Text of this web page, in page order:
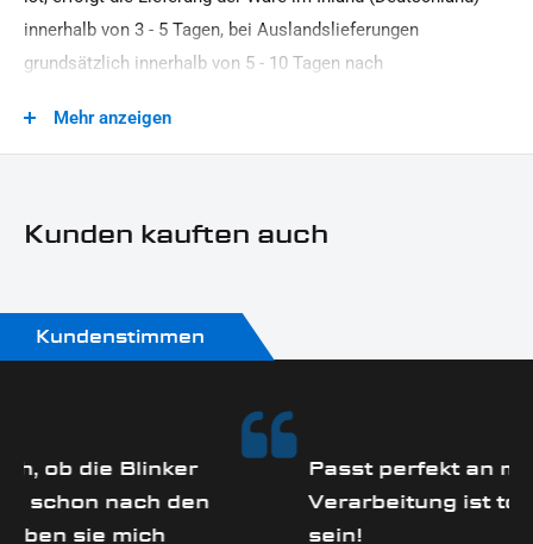
innerhalb von 3 - 5 Tagen, bei Auslandslieferungen
grundsätzlich innerhalb von 5 - 10 Tagen nach
Zeitpunkt Ihrer Zahlungsanweisung).Beachten Sie, dass an
Mehr anzeigen
Kunden kauften auch
Kundenstimmen
Passt perfekt an meine Breakout.
Verarbeitung ist top. So muss es
sein!